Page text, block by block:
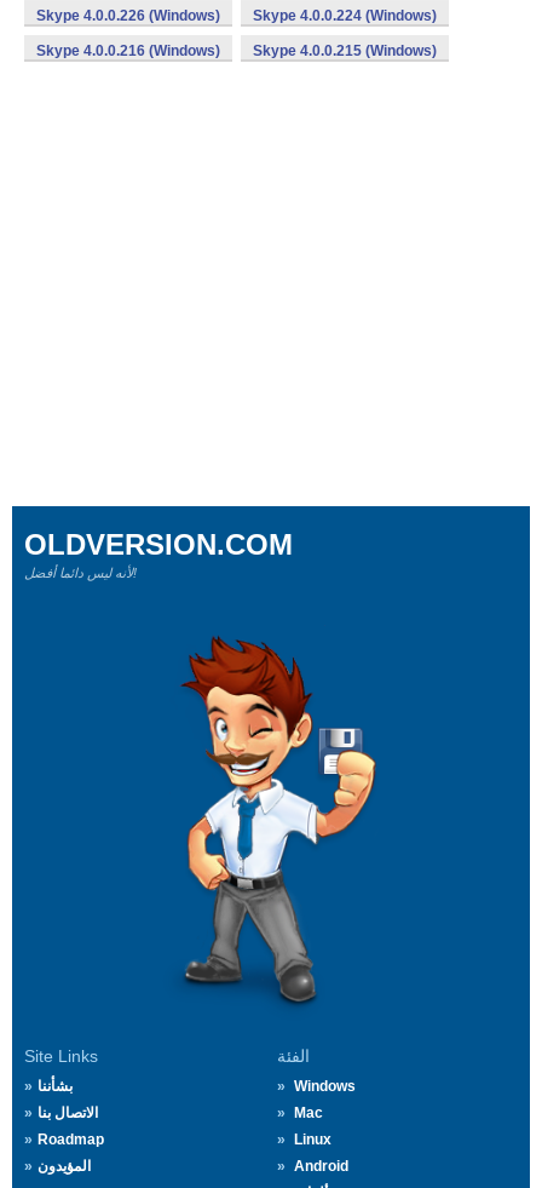
Skype 4.0.0.226 (Windows) Skype 4.0.0.224 (Windows)
Skype 4.0.0.216 (Windows) Skype 4.0.0.215 (Windows)
Site Links
بشأننا
الاتصال بنا
Roadmap
المؤيدون
الفئة
Windows
Mac
Linux
Android
OLDVERSION.COM
لأنه ليس دائما أفضل!